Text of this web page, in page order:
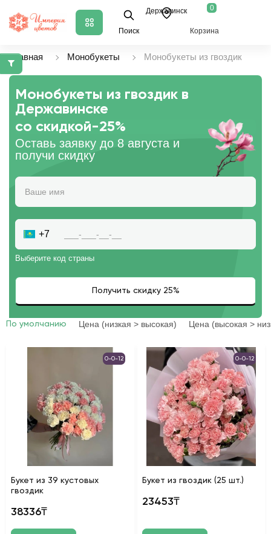
Поиск
Державинск 0
Корзина
Главная Монобукеты Монобукеты из гвоздик
Монобукеты из гвоздик в
Державинске
со скидкой-25%
Оставь заявку до 8 августа и
получи скидку
+7
Выберите код страны
По умолчанию Цена (низкая > высокая) Цена (высокая >
0-0-12
Букет из 39 кустовых
гвоздик
38336₸
0-0-12
Букет из гвоздик (25 шт.)
23453₸